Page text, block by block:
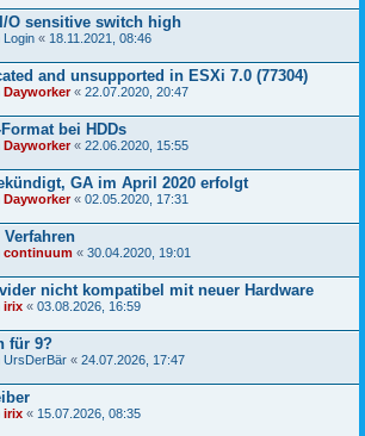
I/O sensitive switch high
Login « 18.11.2021, 08:46
and unsupported in ESXi 7.0 (77304)
Dayworker« 22.07.2020, 20:47
bei HDDs
Dayworker« 22.06.2020, 15:55
GA im April 2020 erfolgt
Dayworker« 02.05.2020, 17:31
continuum « 30.04.2020, 19:01
nicht kompatibel mit neuer Hardware
irix « 03.08.2026, 16:59
für 9?
UrsDerBär « 24.07.2026, 17:47
irix « 15.07.2026, 08:35